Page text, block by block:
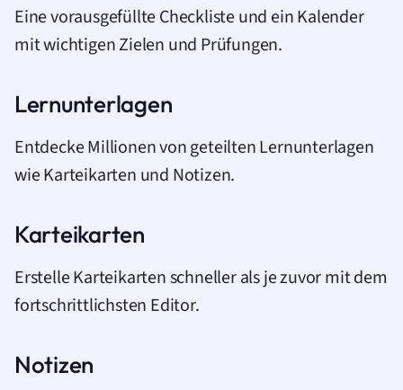
Eine vorausgefüllte Checkliste und ein Kalender
mit wichtigen Zielen und Prüfungen.
Lernunterlagen
Entdecke Millionen von geteilten Lernunterlagen
wie Karteikarten und Notizen.
Karteikarten
Erstelle Karteikarten schneller als je zuvor mit dem
fortschrittlichsten Editor.
Notizen